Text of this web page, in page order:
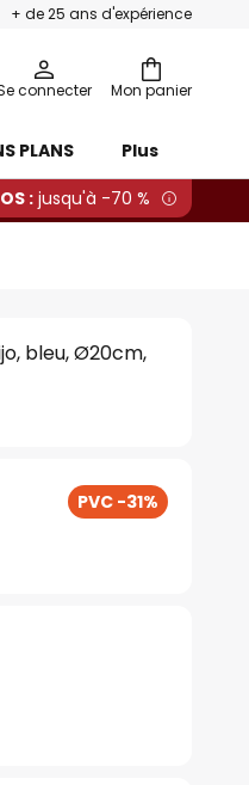
+ de 25 ans d'expérience
Mon panier
connecter
PLANS Plus
: jusqu'à -70 %
bleu, Ø20cm,
PVC -31%